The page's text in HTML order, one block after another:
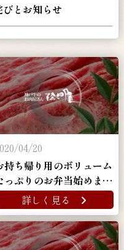
とお知らせ
04/20
持ち帰り用のボリューム
っぷりのお弁当始めまし
！ 詳しく見る